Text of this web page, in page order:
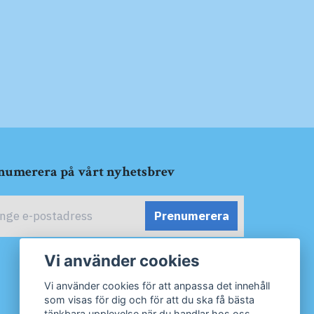
på vårt nyhetsbrev
Prenumerera
Vi använder cookies
Vi använder cookies för att anpassa det innehåll
som visas för dig och för att du ska få bästa